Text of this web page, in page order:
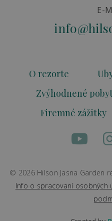
E-
O rezorte
Zvýhodnené
Firemné zážitky
© 2026 Hilson Jasna Garden
Info o spracovaní osobných